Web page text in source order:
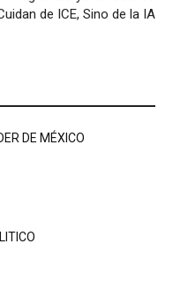
de ICE, Sino de la IA
DE MÉXICO